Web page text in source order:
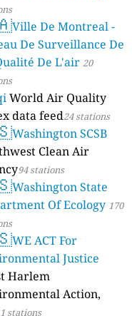
Ville De Montreal -
De Surveillance De
De L'air 20
World Air Quality
data feed24 stations
Washington SCSB
Clean Air
94 stations
Washington State
Of Ecology 170
WE ACT For
Justice
Harlem
Action,
stations